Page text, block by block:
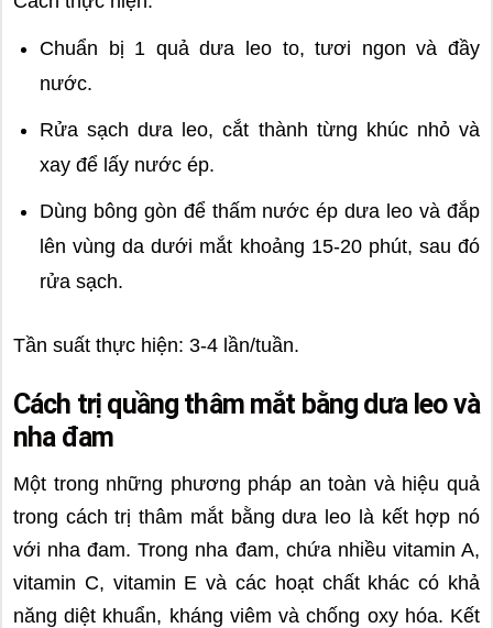
Chuẩn bị 1 quả dưa leo to, tươi ngon và đầy
nước.
Rửa sạch dưa leo, cắt thành từng khúc nhỏ và
xay để lấy nước ép.
Dùng bông gòn để thấm nước ép dưa leo và đắp
lên vùng da dưới mắt khoảng 15-20 phút, sau đó
rửa sạch.
Tần suất thực hiện: 3-4 lần/tuần.
Cách trị quầng thâm mắt bằng dưa leo và
nha đam
Một trong những phương pháp an toàn và hiệu quả
trong cách trị thâm mắt bằng dưa leo là kết hợp nó
với nha đam. Trong nha đam, chứa nhiều vitamin A,
vitamin C, vitamin E và các hoạt chất khác có khả
năng diệt khuẩn, kháng viêm và chống oxy hóa. Kết